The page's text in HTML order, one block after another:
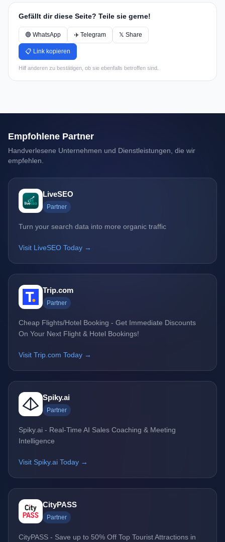
Gefällt dir diese Seite? Teile sie gerne!
🟢 WhatsApp ✈️ Telegram 𝕏 Share
📋 Link kopieren
Hilf anderen zu bestätigen, ob sie ebenfalls betroffen sind.
Empfohlene Partner
Handverlesene Unternehmen und Dienstleistungen, die wir
empfehlen.
LiveSEO
Partner
Turn your search data into more organic traffic
Visit LiveSEO Today →
Trip.com
Partner
Cheap Flights/Hotel Booking - Get Immediate Discounts
On Your Next Flight & Hotel Bookings!
Visit Trip.com Today →
Spiky.ai
Partner
Spiky.ai - Real-Time AI Sales Coaching & Meeting
Intelligence
Visit Spiky.ai Today →
CityPASS
Partner
CityPASS - Save up to 50% Off Top Tourist Attractions in